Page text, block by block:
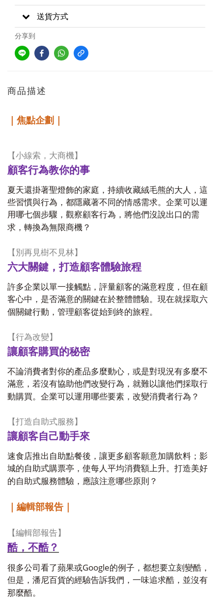
送貨方式
分享到
商品描述
｜焦點企劃｜
【小線索，大商機】
顧客行為教你的事
夏天還掛著聖燈飾的家庭，持續收藏絨毛熊的大人，這
些習慣與行為，都隱藏著不同的情感需求。企業可以運
用哪七個步驟，觀察顧客行為，將他們沒說出口的需
求，轉換為無限商機？
【別再見樹不見林】
六大關鍵，打造顧客體驗旅程
許多企業以單一接觸點，評量顧客的滿意程度，但在顧
客心中，是否滿意的關鍵在於整體體驗。現在就採取六
個關鍵行動，管理顧客從始到終的旅程。
【行為改變】
讓顧客購買的秘密
不論消費者對你的產品多麼動心，或是對現況有多麼不
滿意，若沒有協助他們改變行為，就難以讓他們採取行
動購買。企業可以運用哪些要素，改變消費者行為？
【打造自助式服務】
讓顧客自己動手來
速食店推出自助點餐後，讓更多顧客願意加購飲料；影
城的自助式購票亭，使每人平均消費額上升。打造美好
的自助式服務體驗，應該注意哪些原則？
｜編輯部報告｜
【編輯部報告】
酷，不酷？
很多公司看了蘋果或Google的例子，都想要立刻變酷，
但是，潘尼百貨的經驗告訴我們，一味追求酷，並沒有
那麼酷。